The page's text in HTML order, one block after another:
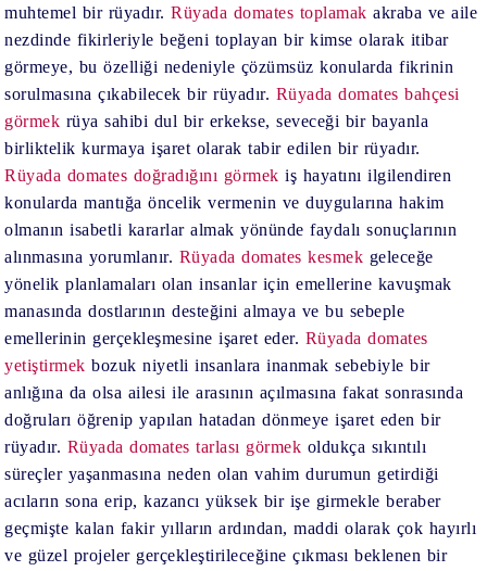
muhtemel bir rüyadır.Rüyada domates toplamak akraba ve aile
nezdinde fikirleriyle beğeni toplayan bir kimse olarak itibar
görmeye, bu özelliği nedeniyle çözümsüz konularda fikrinin
sorulmasına çıkabilecek bir rüyadır. Rüyada domates bahçesi
görmek rüya sahibi dul bir erkekse, seveceği bir bayanla
birliktelik kurmaya işaret olarak tabir edilen bir rüyadır.
Rüyada domates doğradığını görmek iş hayatını ilgilendiren
konularda mantığa öncelik vermenin ve duygularına hakim
olmanın isabetli kararlar almak yönünde faydalı sonuçlarının
alınmasına yorumlanır. Rüyada domates kesmek geleceğe
yönelik planlamaları olan insanlar için emellerine kavuşmak
manasında dostlarının desteğini almaya ve bu sebeple
emellerinin gerçekleşmesine işaret eder. Rüyada domates
yetiştirmek bozuk niyetli insanlara inanmak sebebiyle bir
anlığına da olsa ailesi ile arasının açılmasına fakat sonrasında
doğruları öğrenip yapılan hatadan dönmeye işaret eden bir
rüyadır. Rüyada domates tarlası görmek oldukça sıkıntılı
süreçler yaşanmasına neden olan vahim durumun getirdiği
acıların sona erip, kazancı yüksek bir işe girmekle beraber
geçmişte kalan fakir yılların ardından, maddi olarak çok hayırlı
ve güzel projeler gerçekleştirileceğine çıkması beklenen bir